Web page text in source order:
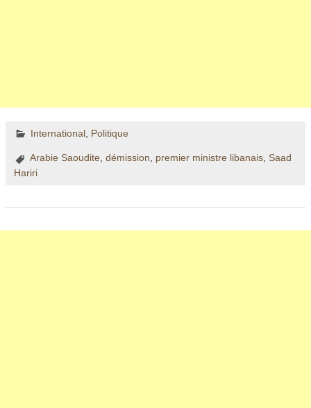
International, Politique
Arabie Saoudite, démission, premier ministre libanais, Saad
Hariri